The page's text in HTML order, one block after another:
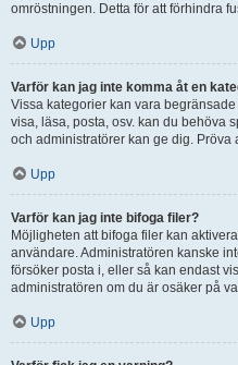
omröstningen. Detta för att förhindra
Upp
Varför kan jag inte komma åt en
Vissa kategorier kan vara
visa, läsa, posta, osv. kan du behöva
och administratörer kan ge dig. Pröva
Upp
Varför kan jag inte bifoga filer?
Möjligheten att bifoga filer kan
användare. Administratören kanske
försöker posta i, eller så kan endast
administratören om du är osäker på
Upp